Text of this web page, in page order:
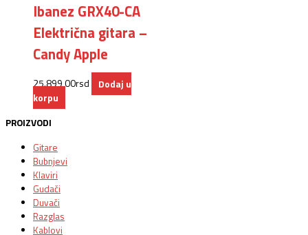
Ibanez GRX40-CA
Električna gitara –
Candy Apple
25.899,00rsd
Dodaj u
korpu
PROIZVODI
Gitare
Bubnjevi
Klaviri
Gudači
Duvači
Razglas
Kablovi